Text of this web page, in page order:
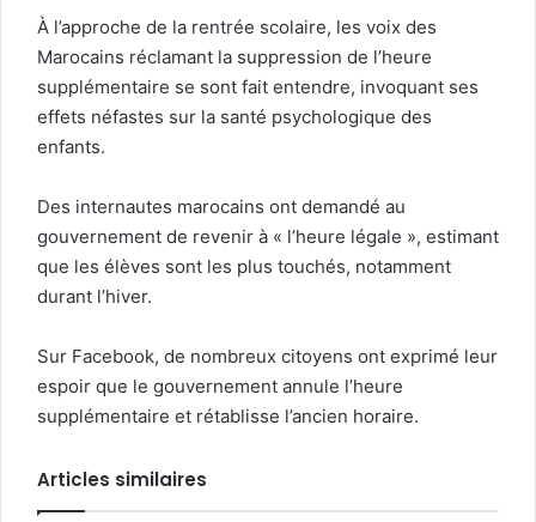
À l’approche de la rentrée scolaire, les voix des
Marocains réclamant la suppression de l’heure
supplémentaire se sont fait entendre, invoquant ses
effets néfastes sur la santé psychologique des
enfants.
Des internautes marocains ont demandé au
gouvernement de revenir à « l’heure légale », estimant
que les élèves sont les plus touchés, notamment
durant l’hiver.
Sur Facebook, de nombreux citoyens ont exprimé leur
espoir que le gouvernement annule l’heure
supplémentaire et rétablisse l’ancien horaire.
Articles similaires